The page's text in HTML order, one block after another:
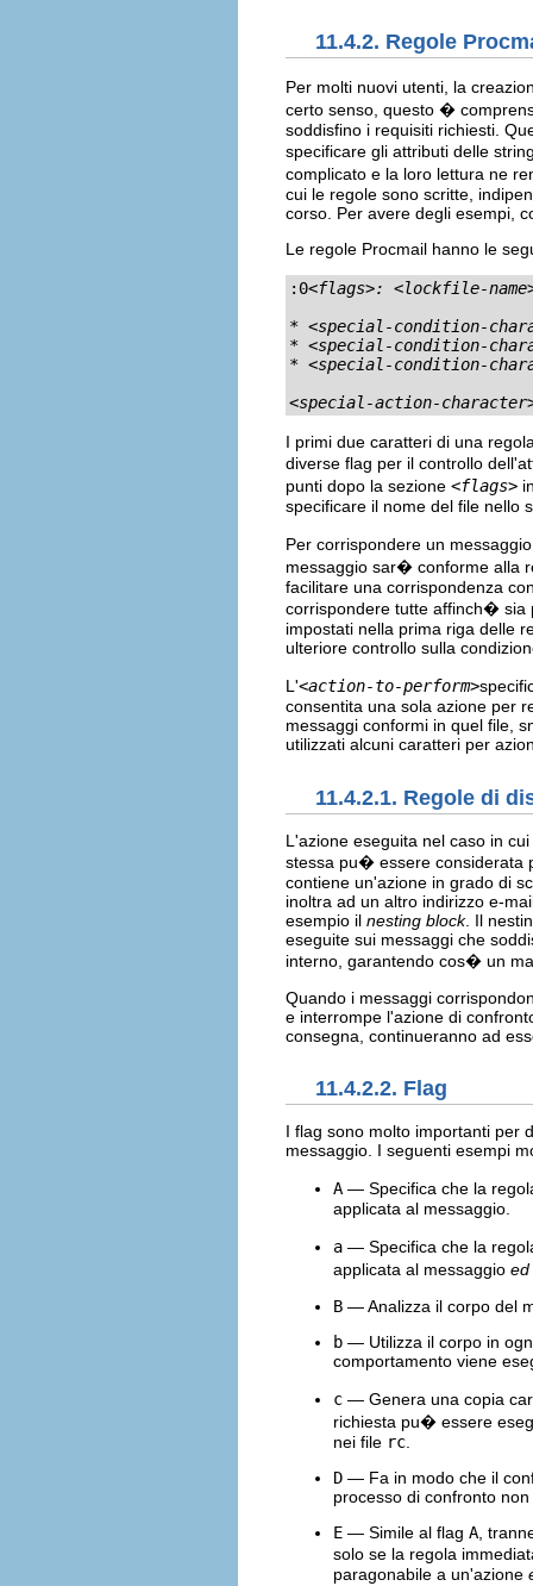
11.4.2. Regole
Per molti nuovi utenti, la
certo senso, questo �
soddisfino i requisiti richiesti.
specificare gli attributi delle
complicato e la loro lettura ne
cui le regole sono scritte,
corso. Per avere degli esempi,
Le regole Procmail hanno le
:0<flags>: <lockfile-
* <special-condition-
* <special-condition-
* <special-condition-
<special-action-
I primi due caratteri di una
diverse flag per il controllo
punti dopo la sezione <flags>
specificare il nome del file nello
Per corrispondere un
messaggio sar� conforme alla
facilitare una corrispondenza
corrispondere tutte affinch� sia
impostati nella prima riga delle
ulteriore controllo sulla
L'<action-to-perform>
consentita una sola azione per
messaggi conformi in quel file,
utilizzati alcuni caratteri per
11.4.2.1. Regole di
L'azione eseguita nel caso in
stessa pu� essere considerata
contiene un'azione in grado di
inoltra ad un altro indirizzo e-
esempio il nesting block. Il
eseguite sui messaggi che
interno, garantendo cos� un
Quando i messaggi
e interrompe l'azione di
consegna, continueranno ad
11.4.2.2. Flag
I flag sono molto importanti per
messaggio. I seguenti esempi
A — Specifica che la
applicata al messaggio.
a — Specifica che la
applicata al messaggio ed
B — Analizza il corpo del
b — Utilizza il corpo in
comportamento viene
c — Genera una copia
richiesta pu� essere
nei file rc
D — Fa in modo che il
processo di confronto
E — Simile al flag A ,
solo se la regola
paragonabile a un'azione